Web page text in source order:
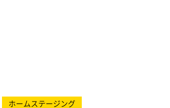
ホームステージング